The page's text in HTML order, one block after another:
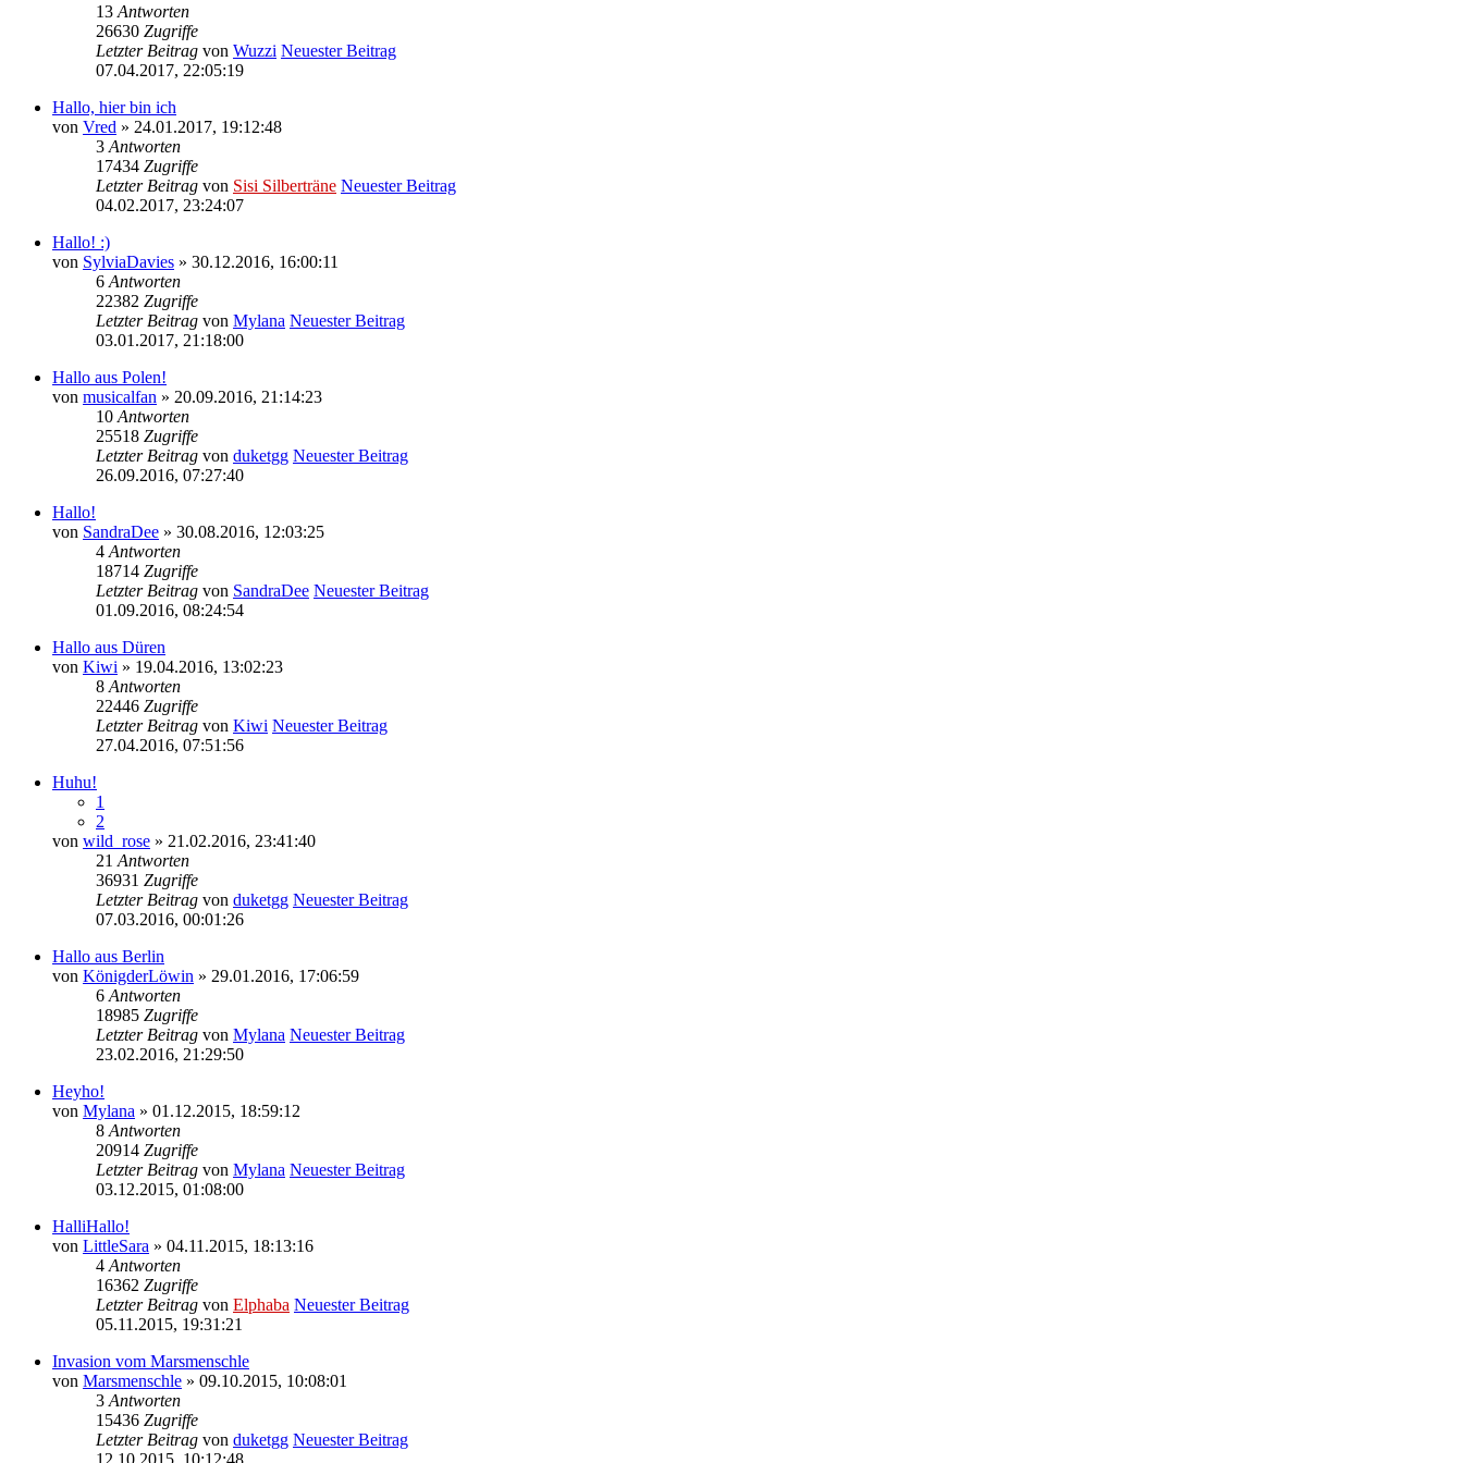
13 Antworten
26630 Zugriffe
Letzter Beitrag von Wuzzi Neuester Beitrag
07.04.2017, 22:05:19
Hallo, hier bin ich
von Vred » 24.01.2017, 19:12:48
3 Antworten
17434 Zugriffe
Letzter Beitrag von Sisi Silberträne Neuester Beitrag
04.02.2017, 23:24:07
Hallo! :)
von SylviaDavies » 30.12.2016, 16:00:11
6 Antworten
22382 Zugriffe
Letzter Beitrag von Mylana Neuester Beitrag
03.01.2017, 21:18:00
Hallo aus Polen!
von musicalfan » 20.09.2016, 21:14:23
10 Antworten
25518 Zugriffe
Letzter Beitrag von duketgg Neuester Beitrag
26.09.2016, 07:27:40
Hallo!
von SandraDee » 30.08.2016, 12:03:25
4 Antworten
18714 Zugriffe
Letzter Beitrag von SandraDee Neuester Beitrag
01.09.2016, 08:24:54
Hallo aus Düren
von Kiwi » 19.04.2016, 13:02:23
8 Antworten
22446 Zugriffe
Letzter Beitrag von Kiwi Neuester Beitrag
27.04.2016, 07:51:56
Huhu!
1
2
von wild_rose » 21.02.2016, 23:41:40
21 Antworten
36931 Zugriffe
Letzter Beitrag von duketgg Neuester Beitrag
07.03.2016, 00:01:26
Hallo aus Berlin
von KönigderLöwin » 29.01.2016, 17:06:59
6 Antworten
18985 Zugriffe
Letzter Beitrag von Mylana Neuester Beitrag
23.02.2016, 21:29:50
Heyho!
von Mylana » 01.12.2015, 18:59:12
8 Antworten
20914 Zugriffe
Letzter Beitrag von Mylana Neuester Beitrag
03.12.2015, 01:08:00
HalliHallo!
von LittleSara » 04.11.2015, 18:13:16
4 Antworten
16362 Zugriffe
Letzter Beitrag von Elphaba Neuester Beitrag
05.11.2015, 19:31:21
Invasion vom Marsmenschle
von Marsmenschle » 09.10.2015, 10:08:01
3 Antworten
15436 Zugriffe
Letzter Beitrag von duketgg Neuester Beitrag
12.10.2015, 10:12:48